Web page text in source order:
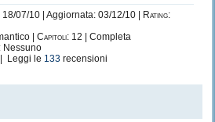
18/07/10 | Aggiornata: 03/12/10 |
Rating:
| Capitoli: 12 | Completa
Nessuno
| Leggi le 133 recensioni